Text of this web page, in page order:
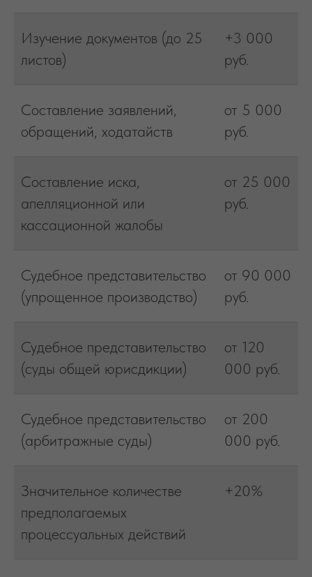
Изучение документов (до 25
листов)
+3 000
руб.
Составление заявлений,
обращений, ходатайств
от 5 000
руб.
Составление иска,
апелляционной или
кассационной жалобы
от 25 000
руб.
Судебное представительство
(упрощенное производство)
от 90 000
руб.
Судебное представительство
(суды общей юрисдикции)
от 120
000 руб.
Судебное представительство
(арбитражные суды)
от 200
000 руб.
Значительное количестве
предполагаемых
процессуальных действий
+20%